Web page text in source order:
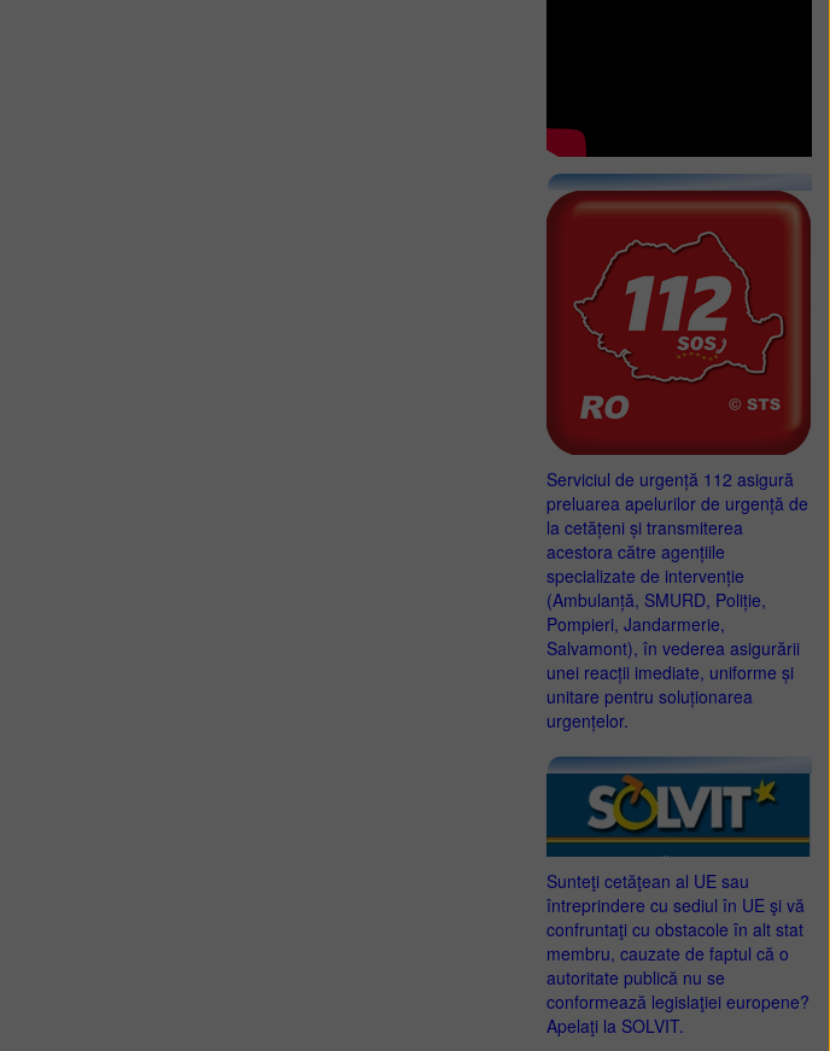
Serviciul de urgență 112 asigură
preluarea apelurilor de urgență de
la cetățeni și transmiterea
acestora către agențiile
specializate de intervenție
(Ambulanță, SMURD, Poliție,
Pompieri, Jandarmerie,
Salvamont), în vederea asigurării
unei reacții imediate, uniforme și
unitare pentru soluționarea
urgențelor.
Sunteţi cetăţean al UE sau
întreprindere cu sediul în UE şi vă
confruntaţi cu obstacole în alt stat
membru, cauzate de faptul că o
autoritate publică nu se
conformează legislaţiei europene?
Apelaţi la SOLVIT.